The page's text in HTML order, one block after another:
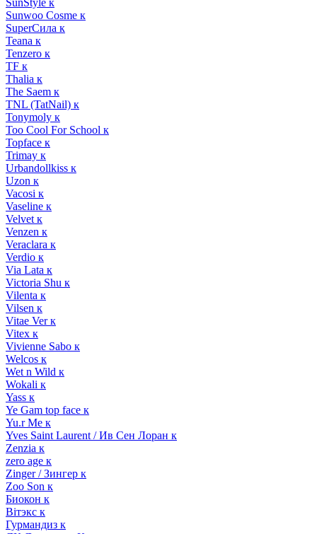
SunStyle к
Sunwoo Cosme к
SuperСила к
Teana к
Tenzero к
TF к
Thalia к
The Saem к
TNL (TatNail) к
Tonymoly к
Too Cool For School к
Topface к
Trimay к
Urbandollkiss к
Uzon к
Vacosi к
Vaseline к
Velvet к
Venzen к
Veraclara к
Verdio к
Via Lata к
Victoria Shu к
Vilenta к
Vilsen к
Vitae Ver к
Vitex к
Vivienne Sabo к
Welcos к
Wet n Wild к
Wokali к
Yass к
Ye Gam top face к
Yu.r Me к
Yves Saint Laurent / Ив Сен Лоран к
Zenzia к
zero age к
Zinger / Зингер к
Zoo Son к
Биокон к
Вiтэкс к
Гурмандиз к